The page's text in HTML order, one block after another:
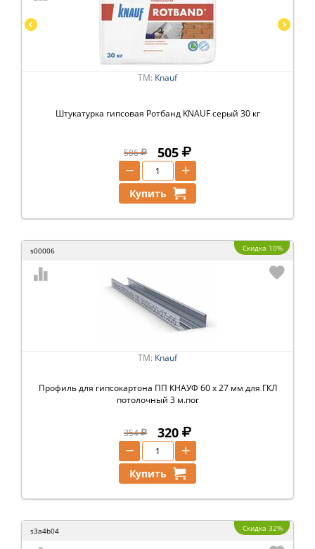
ТМ: Knauf
Штукатурка гипсовая Ротбанд KNAUF серый 30 кг
586 505
+
−
Купить
s00006 Скидка 10%
ТМ: Knauf
Профиль для гипсокартона ПП КНАУФ 60 х 27 мм для ГКЛ
потолочный 3 м.пог
354 320
+
−
Купить
s3a4b04 Скидка 32%